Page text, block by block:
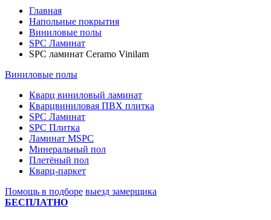
Главная
Напольные покрытия
Виниловые полы
SPC Ламинат
SPC ламинат Ceramo Vinilam
Виниловые полы
Кварц виниловый ламинат
Кварцвиниловая ПВХ плитка
SPC Ламинат
SPC Плитка
Ламинат MSPC
Минеральный пол
Плетёный пол
Кварц-паркет
Помощь в подборе выезд замерщика
БЕСПЛАТНО